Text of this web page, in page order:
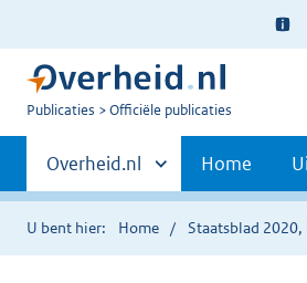
Ter
U
Publicaties Officiële publicaties
Primaire
navigatie
Andere
sites
binnen
Overheid.nl Home
U bent hier: Home Staatsblad 2020,